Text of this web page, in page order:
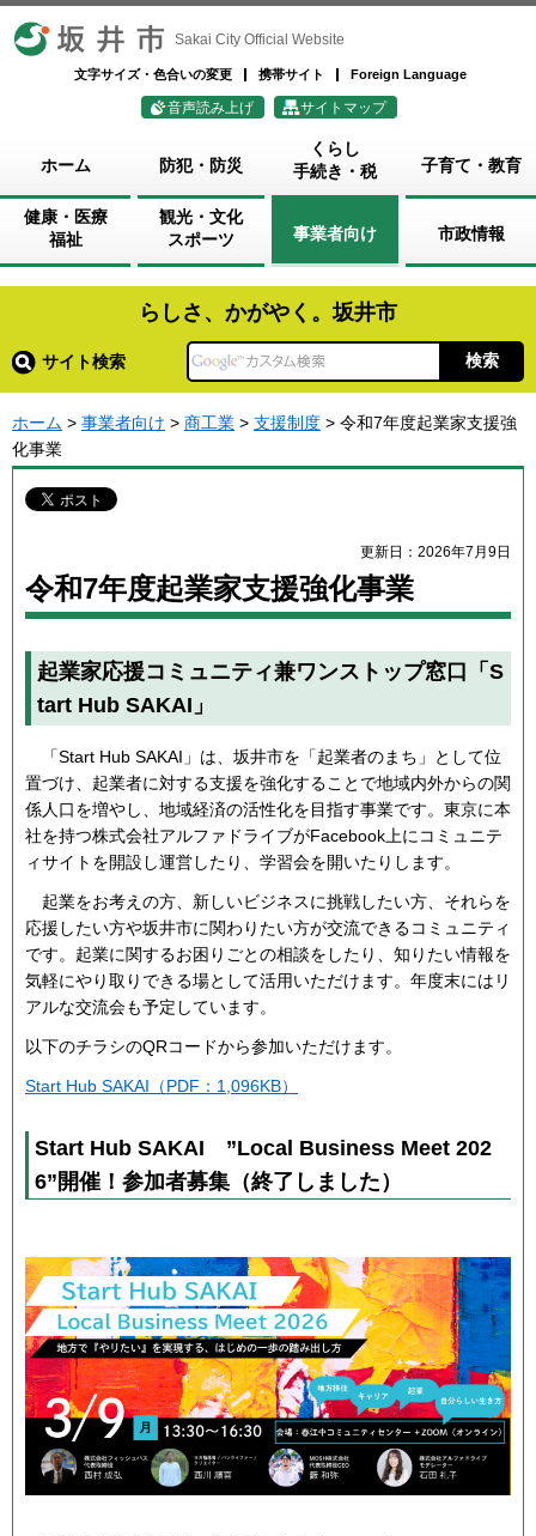
坂井市 Sakai City Official Website
文字サイズ・色合いの変更 携帯サイト Foreign Language
音声読み上げ サイトマップ
ホーム 防犯・防災
くらし
手続き・税
子育て・教育
健康・医療
福祉
観光・文化
スポーツ
事業者向け 市政情報
らしさ、かがやく。坂井市
サイト検索
ホーム > 事業者向け > 商工業 > 支援制度 > 令和7年度起業家支援強
化事業
更新日：2026年7月9日
令和7年度起業家支援強化事業
起業家応援コミュニティ兼ワンストップ窓口「S
tart Hub SAKAI」
「Start Hub SAKAI」は、坂井市を「起業者のまち」として位
置づけ、起業者に対する支援を強化することで地域内外からの関
係人口を増やし、地域経済の活性化を目指す事業です。東京に本
社を持つ株式会社アルファドライブがFacebook上にコミュニテ
ィサイトを開設し運営したり、学習会を開いたりします。
起業をお考えの方、新しいビジネスに挑戦したい方、それらを
応援したい方や坂井市に関わりたい方が交流できるコミュニティ
です。起業に関するお困りごとの相談をしたり、知りたい情報を
気軽にやり取りできる場として活用いただけます。年度末にはリ
アルな交流会も予定しています。
以下のチラシのQRコードから参加いただけます。
Start Hub SAKAI（PDF：1,096KB）
Start Hub SAKAI ”Local Business Meet 202
6”開催！参加者募集（終了しました）